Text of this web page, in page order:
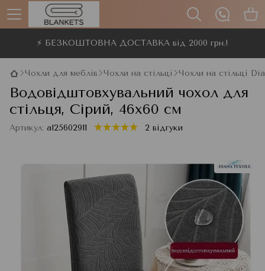
⚡ БЕЗКОШТОВНА ДОСТАВКА від 2000 грн.!
Чохли для меблів Чохли на стільці Чохли на стільці
Водовідштовхувальний чохол для
стільця, Сірий, 46x60 см
Артикул: al25602911 2 відгуки